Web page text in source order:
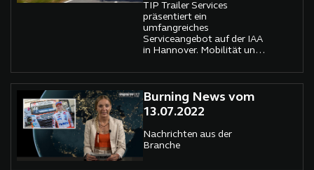
TIP Trailer Services
präsentiert ein
umfangreiches
Serviceangebot auf der IAA
in Hannover. Mobilität und
zentralen Themen.
Burning News vom
13.07.2022
Nachrichten aus der
Branche